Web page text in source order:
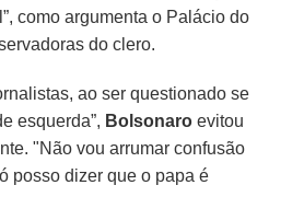
como argumenta o Palácio do
do clero.
ao ser questionado se
esquerda”, Bolsonaro evitou
"Não vou arrumar confusão
posso dizer que o papa é